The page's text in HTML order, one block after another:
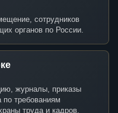
сотрудников
органов по России.
журналы, приказы
по требованиям
труда и кадров.